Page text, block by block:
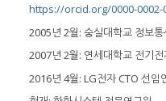
https://orcid.org/0000-0002-
2005년 2월: 숭실대학교 정보
2007년 2월: 연세대학교 전기
2016년 4월: LG전자 CTO 선임